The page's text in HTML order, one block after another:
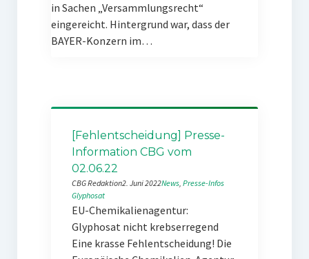
in Sachen „Versammlungsrecht“
eingereicht. Hintergrund war, dass der
BAYER-Konzern im…
[Fehlentscheidung] Presse-
Information CBG vom
02.06.22
CBG Redaktion2. Juni 2022News, Presse-Infos
Glyphosat
EU-Chemikalienagentur:
Glyphosat nicht krebserregend
Eine krasse Fehlentscheidung! Die